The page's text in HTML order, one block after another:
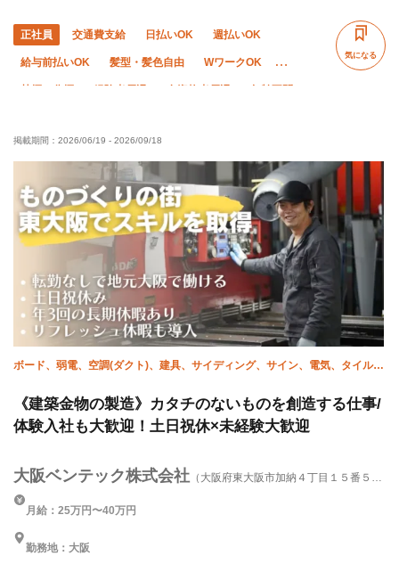
正社員 交通費支給 日払いOK 週払いOK
給与前払いOK 髪型・髪色自由 WワークOK
気になる
掲載期間： 2026/06/19 - 2026/09/18
ボード、弱電、空調(ダクト)、建具、サイディング、サイン、電気、タイル、
《建築金物の製造》カタチのないものを創造する仕事/
体験入社も大歓迎！土日祝休×未経験大歓迎
大阪ベンテック株式会社 （大阪府東大阪市加納４丁目１５番５
号）
月給：25万円〜40万円
勤務地：大阪